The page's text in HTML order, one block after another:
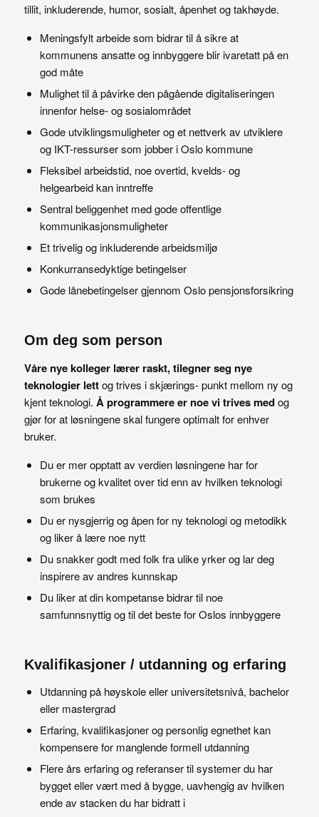
tillit, inkluderende, humor, sosialt, åpenhet og takhøyde.
Meningsfylt arbeide som bidrar til å sikre at
kommunens ansatte og innbyggere blir ivaretatt på en
god måte
Mulighet til å påvirke den pågående digitaliseringen
innenfor helse- og sosialområdet
Gode utviklingsmuligheter og et nettverk av utviklere
og IKT-ressurser som jobber i Oslo kommune
Fleksibel arbeidstid, noe overtid, kvelds- og
helgearbeid kan inntreffe
Sentral beliggenhet med gode offentlige
kommunikasjonsmuligheter
Et trivelig og inkluderende arbeidsmiljø
Konkurransedyktige betingelser
Gode lånebetingelser gjennom Oslo pensjonsforsikring
Om deg som person
Våre nye kolleger lærer raskt, tilegner seg nye
teknologier lettog trives i skjærings- punkt mellom ny og
kjent teknologi. Å programmere er noe vi trives medog
gjør for at løsningene skal fungere optimalt for enhver
bruker.
Du er mer opptatt av verdien løsningene har for
brukerne og kvalitet over tid enn av hvilken teknologi
som brukes
Du er nysgjerrig og åpen for ny teknologi og metodikk
og liker å lære noe nytt
Du snakker godt med folk fra ulike yrker og lar deg
inspirere av andres kunnskap
Du liker at din kompetanse bidrar til noe
samfunnsnyttig og til det beste for Oslos innbyggere
Kvalifikasjoner / utdanning og erfaring
Utdanning på høyskole eller universitetsnivå, bachelor
eller mastergrad
Erfaring, kvalifikasjoner og personlig egnethet kan
kompensere for manglende formell utdanning
Flere års erfaring og referanser til systemer du har
bygget eller vært med å bygge, uavhengig av hvilken
ende av stacken du har bidratt i